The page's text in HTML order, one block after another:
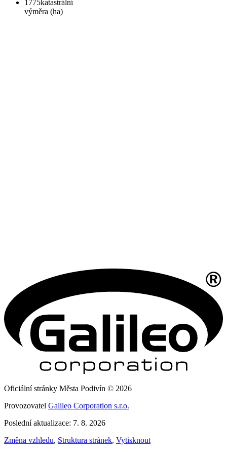
1775katastrální
výměra (ha)
Oficiální stránky Města Podivín © 2026
Provozovatel Galileo Corporation s.r.o.
Poslední aktualizace: 7. 8. 2026
Změna vzhledu, Struktura stránek, Vytisknout